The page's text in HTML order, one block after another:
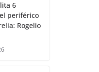
6
periférico
Rogelio